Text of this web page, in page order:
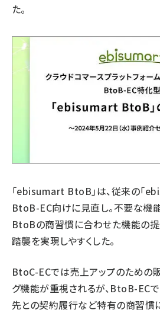
た。
「ebisumart BtoB」は、従来の「
BtoB-EC向けに見直し。不要な機
BtoBの商習慣に合わせた機能の
踏襲を実現しやすくした。
BtoC-ECでは売上アップのための
グ機能が重視されるが、BtoB-EC
先との契約履行など特有の商習慣